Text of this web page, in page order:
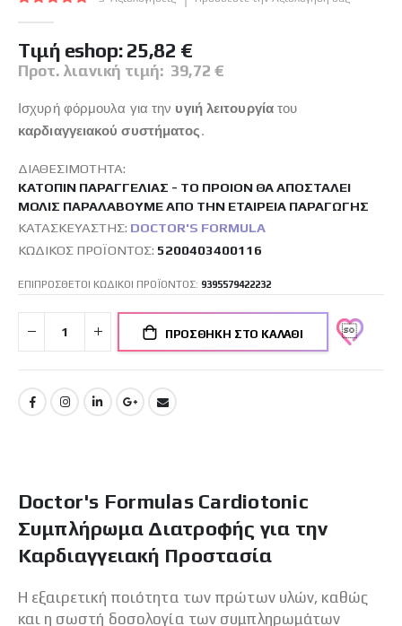
Tιμή eshop:25,82 €
Προτ. λιανική τιμή: 39,72 €
Ισχυρή φόρμουλα για την υγιή λειτουργίατου
καρδιαγγειακού συστήματος.
ΔΙΑΘΕΣΙΜΌΤΗΤΑ:
ΚΑΤΌΠΙΝ ΠΑΡΑΓΓΕΛΊΑΣ - ΤΟ ΠΡΟΙΌΝ ΘΑ ΑΠΟΣΤΑΛΕΊ
ΜΌΛΙΣ ΠΑΡΑΛΆΒΟΥΜΕ ΑΠΌ ΤΗΝ ΕΤΑΙΡΕΊΑ ΠΑΡΑΓΩΓΉΣ
ΚΑΤΑΣΚΕΥΑΣΤΉΣ: DOCTOR'S FORMULA
ΚΩΔΙΚΌΣ ΠΡΟΪΌΝΤΟΣ 5200403400116
ΕΠΙΠΡΟΣΘΕΤΟΙ ΚΩΔΙΚΟΙ ΠΡΟΪΟΝΤΟΣ: 9395579422232
ΠΡΟΣΘΉΚΗ ΣΤΟ ΚΑΛΆΘΙ
Doctor's Formulas Cardiotonic
Συμπλήρωμα Διατροφής για την
Καρδιαγγειακή Προστασία
Η εξαιρετική ποιότητα των πρώτων υλών, καθώς
και η σωστή δοσολογία των συμπληρωμάτων